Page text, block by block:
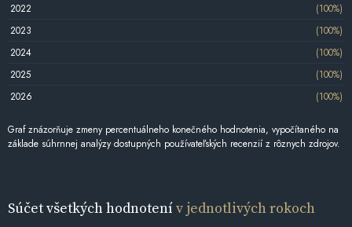
2022
(100%)
2023
(100%)
2024
(100%)
2025
(100%)
2026
(100%)
Graf znázorňuje zmeny percentuálneho konečného hodnotenia, vypočítaného na
základe súhrnnej analýzy dostupných používateľských recenzií z rôznych zdrojov.
Súčet všetkých hodnotenív jednotlivých rokoch